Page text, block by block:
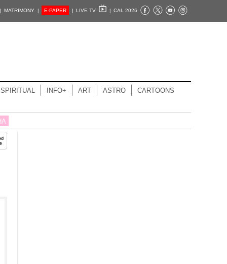
MATRIMONY | E-PAPER | LIVE TV | CAL 2026
SPIRITUAL INFO+ ART ASTRO CARTOONS